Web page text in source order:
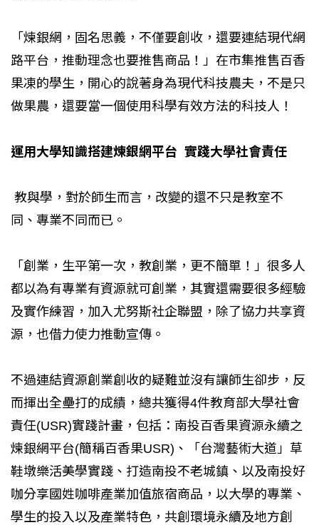
「煉銀網，固名思義，不僅要創收，還要連結現代網
路平台，推動理念也要推售商品！」在市集推售百香
果凍的學生，開心的說著身為現代科技農夫，不是只
做果農，還要當一個使用科學有效方法的科技人！
運用大學知識搭建煉銀網平台 實踐大學社會責任
教與學，對於師生而言，改變的還不只是教室不
同、專業不同而已。
「創業，生平第一次，教創業，更不簡單！」很多人
都以為有專業有資源就可創業，其實還需要很多經驗
及實作練習，加入尤努斯社企聯盟，除了協力共享資
源，也借力使力推動宣傳。
不過連結資源創業創收的疑難並沒有讓師生卻步，反
而揮出全壘打的成績，總共獲得4件教育部大學社會
責任(USR)實踐計畫，包括：南投百香果資源永續之
煉銀網平台(簡稱百香果USR)、「台灣藝術大道」草
鞋墩樂活美學實踐、打造南投不老城鎮、以及南投好
咖分享國姓咖啡產業加值旅宿商品，以大學的專業、
學生的投入以及產業特色，共創環境永續及地方創